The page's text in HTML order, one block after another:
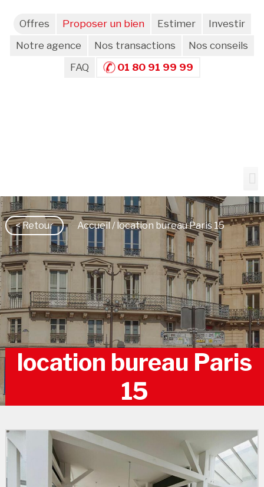
Offres Proposer un bien Estimer
Investir
Notre agence
Nos transactions
Nos conseils
FAQ
01 80 91 99 99
< Retour Accueil/ location bureau Paris 15
location bureau Paris
15